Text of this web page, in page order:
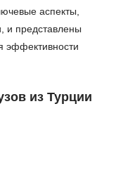
аспекты,
и представлены
эффективности
из Турции